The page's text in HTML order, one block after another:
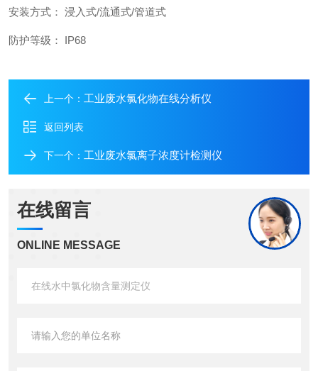
安装方式： 浸入式/流通式/管道式
防护等级： IP68
上一个： 工业废水氯化物在线分析仪
返回列表
下一个： 工业废水氯离子浓度计检测仪
在线留言
ONLINE MESSAGE